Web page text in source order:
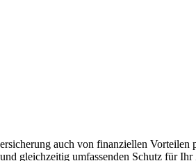
auch von finanziellen
gleichzeitig umfassenden Schutz für Ihr